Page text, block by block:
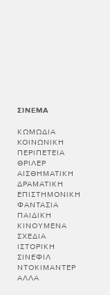
ΣΙΝΕΜΆ
ΚΩΜΩΔΊΑ
ΚΟΙΝΩΝΙΚΉ
ΠΕΡΙΠΈΤΕΙΑ
ΘΡΊΛΕΡ
ΑΙΣΘΗΜΑΤΙΚΉ
ΔΡΑΜΑΤΙΚΉ
ΕΠΙΣΤΗΜΟΝΙΚΉ
ΦΑΝΤΑΣΊΑ
ΠΑΙΔΙΚΉ
ΚΙΝΟΎΜΕΝΑ
ΣΧΈΔΙΑ
ΙΣΤΟΡΙΚΉ
ΣΙΝΕΦΊΛ
ΝΤΟΚΙΜΑΝΤΈΡ
ΆΛΛΑ